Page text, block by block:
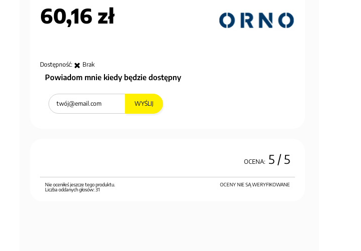
60,16 zł
Dostępność: Brak
Powiadom mnie kiedy będzie dostępny
WYŚLIJ
OCENA: 5/ 5
OCENY NIE SĄ WERYFIKOWANE
Nie oceniłeś jeszcze tego produktu.
Liczba oddanych głosów:31